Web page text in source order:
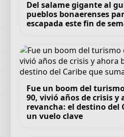
Del salame gigante al
pueblos bonaerenses
escapada este fin de
Fue un boom del
90, vivió años de crisis y
revancha: el destino del
un vuelo clave